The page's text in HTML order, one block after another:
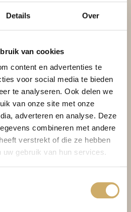
Details Over
van cookies
content en advertenties te
voor social media te bieden
te analyseren. Ook delen we
van onze site met onze
adverteren en analyse. Deze
combineren met andere
verstrekt of die ze hebben
gebruik van hun services.
CONDITIONS
POLICY
VACANCIES
AMBASSADE